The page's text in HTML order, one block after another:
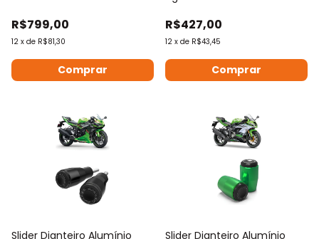
R$799,00
12 x de R$81,30
Comprar
R$427,00
12 x de R$43,45
Comprar
Slider Dianteiro Alumínio
Slider Dianteiro Alumínio